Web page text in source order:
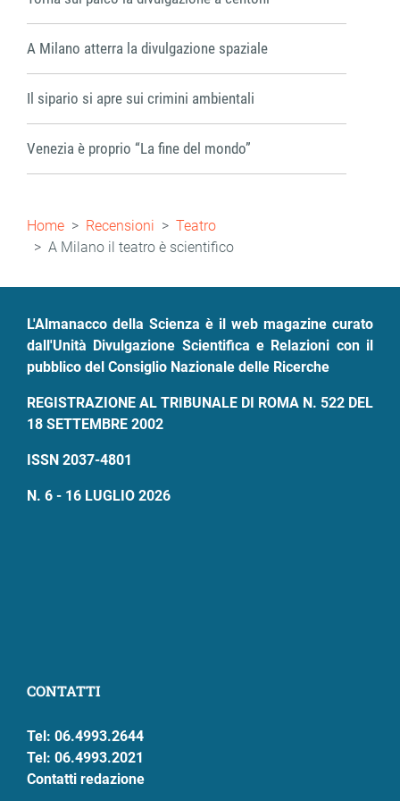
A Milano atterra la divulgazione spaziale
Il sipario si apre sui crimini ambientali
Venezia è proprio “La fine del mondo”
Briciole
di
pane
Home Recensioni
Teatro
A Milano il teatro è scientifico
L'Almanacco della Scienza è il web magazine curato
dall'Unità Divulgazione Scientifica e Relazioni con il
pubblico del Consiglio Nazionale delle Ricerche
REGISTRAZIONE AL TRIBUNALE DI ROMA N. 522 DEL
18 SETTEMBRE 2002
ISSN 2037-4801
N. 6 - 16 LUGLIO 2026
CONTATTI
Tel: 06.4993.2644
Tel: 06.4993.2021
Contatti redazione